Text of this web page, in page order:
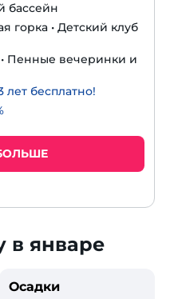
бассейн
горка • Детский клуб
Пенные вечеринки и
бесплатно!
в январе
Осадки